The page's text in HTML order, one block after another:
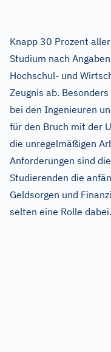
Knapp 30 Prozent
Studium nach
Hochschul- und
Zeugnis ab.
bei den Ingenieuren
für den Bruch mit der
die unregelmäßigen
Anforderungen sind
Studierenden die
Geldsorgen und
selten eine Rolle dabei.